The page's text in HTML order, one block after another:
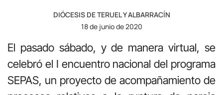
DIÓCESIS DE TERUEL Y ALBARRACÍN
18 de junio de 2020
El pasado sábado, y de manera virtual, se
celebró el I encuentro nacional del programa
SEPAS, un proyecto de acompañamiento de